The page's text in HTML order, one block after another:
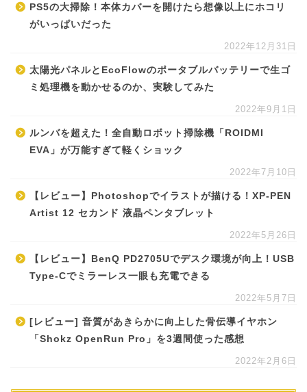
PS5の大掃除！本体カバーを開けたら想像以上にホコリ
がいっぱいだった
2022年12月31日
太陽光パネルとEcoFlowのポータブルバッテリーで生ゴ
ミ処理機を動かせるのか、実験してみた
2022年9月1日
ルンバを超えた！全自動ロボット掃除機「ROIDMI
EVA」が万能すぎて軽くショック
2022年7月10日
【レビュー】Photoshopでイラストが描ける！XP-PEN
Artist 12 セカンド 液晶ペンタブレット
2022年5月26日
【レビュー】BenQ PD2705Uでデスク環境が向上！USB
Type-Cでミラーレス一眼も充電できる
2022年5月7日
[レビュー] 音質があきらかに向上した骨伝導イヤホン
「Shokz OpenRun Pro」を3週間使った感想
2022年2月6日